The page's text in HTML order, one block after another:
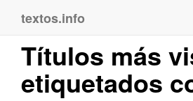
textos.info
Títulos más
etiquetados